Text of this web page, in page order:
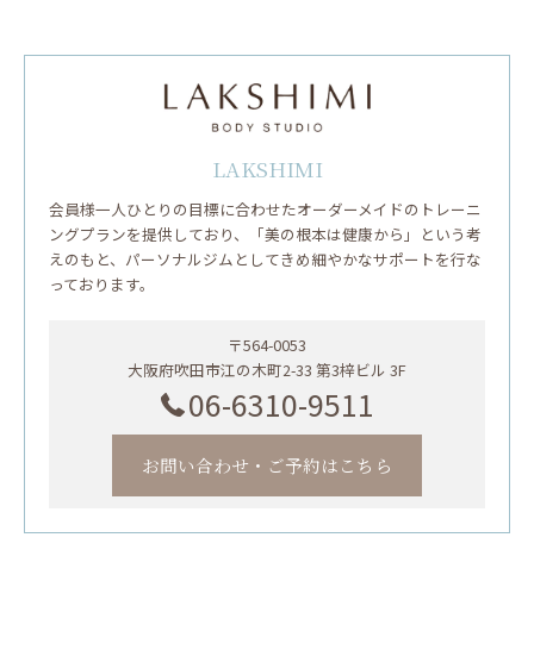
LAKSHIMI
会員様一人ひとりの目標に合わせたオーダーメイドのトレーニ
ングプランを提供しており、「美の根本は健康から」という考
えのもと、パーソナルジムとしてきめ細やかなサポートを行な
っております。
〒564-0053
大阪府吹田市江の木町2-33 第3梓ビル 3F
06-6310-9511
お問い合わせ・ご予約はこちら